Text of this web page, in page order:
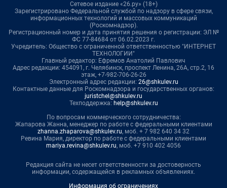
Сетевое издание «26.ру» (18+)
Зарегистрировано Федеральной службой по надзору в сфере связи,
информационных технологий и массовых коммуникаций
(Роскомнадзор).
Регистрационный номер и дата принятия решения о регистрации: ЭЛ №
ФС 77-84684 от 06.02.2023 г.
Учредитель: Общество с ограниченной ответственностью "ИНТЕРНЕТ
ТЕХНОЛОГИИ"
Главный редактор: Ефремов Анатолий Павлович
Адрес редакции: 454091, г. Челябинск, проспект Ленина, 26А, стр.2, 16
этаж, +7-982-706-26-26
Электронный адрес редакции: 26@shkulev.ru
Контактные данные для Роскомнадзора и государственных органов:
juristchel@shkulev.ru
Техподдержка: help@shkulev.ru
По вопросам коммерческого сотрудничества:
Жапарова Жанна, менеджер по работе с федеральными клиентами
zhanna.zhaparova@shkulev.ru, моб. + 7 982 640 34 32
Ревина Мария, директор по работе с федеральными клиентами
mariya.revina@shkulev.ru, моб. +7 910 402 4056
Редакция сайта не несет ответственности за достоверность
информации, содержащейся в рекламных объявлениях.
Информация об ограничениях